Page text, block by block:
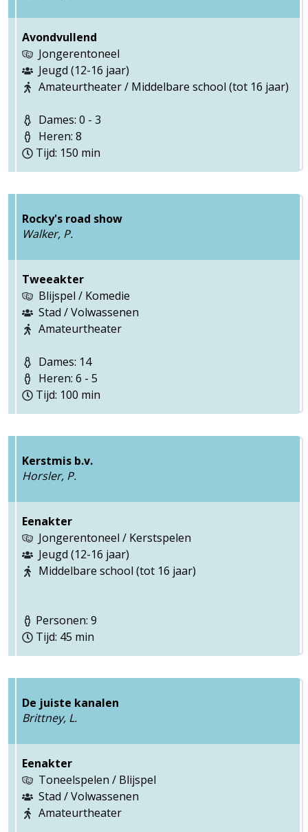
Avondvullend
Jongerentoneel
Jeugd (12-16 jaar)
Amateurtheater / Middelbare school (tot 16 jaar)
Dames: 0 - 3
Heren: 8
Tijd: 150 min
Rocky's road show
Walker, P.
Tweeakter
Blijspel / Komedie
Stad / Volwassenen
Amateurtheater
Dames: 14
Heren: 6 - 5
Tijd: 100 min
Kerstmis b.v.
Horsler, P.
Eenakter
Jongerentoneel / Kerstspelen
Jeugd (12-16 jaar)
Middelbare school (tot 16 jaar)
Personen: 9
Tijd: 45 min
De juiste kanalen
Brittney, L.
Eenakter
Toneelspelen / Blijspel
Stad / Volwassenen
Amateurtheater